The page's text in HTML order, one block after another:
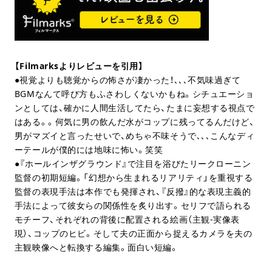
【Filmarksよりレビューを引用】
●視覚よりも聴覚からの怖さが凄かった！､､､不気味過ぎて
BGMなんて呼び方もふさわしくないかもね。シチュエーショ
ンとしては、確かに人間生活してたら、たまに妄想する視点で
はある。。何気に男の飲んだ水がコップに残ってるんだけど、
男がマズイと言ったせいで、めちゃ不味そうで､､､こんなディ
ーテールが僕的には地味に怖い。笑笑
●『ホールインザグラウンド』で注目を浴びたリークローニン
監督の初期短編。「幻想から生まれるリアリティ」を重視する
監督の表現手法は本作でも発揮され、『反撥』的な表現主義的
手法によって彼女らの関係性を炙り出す。セリフで語られる
モチーフ、それぞれの背後に配置される絵画（主観-実像表
現）、コップのヒビ。そして夫の正面から捉えるカメラを夫の
主観映像へと転換する編集。面白い短編。